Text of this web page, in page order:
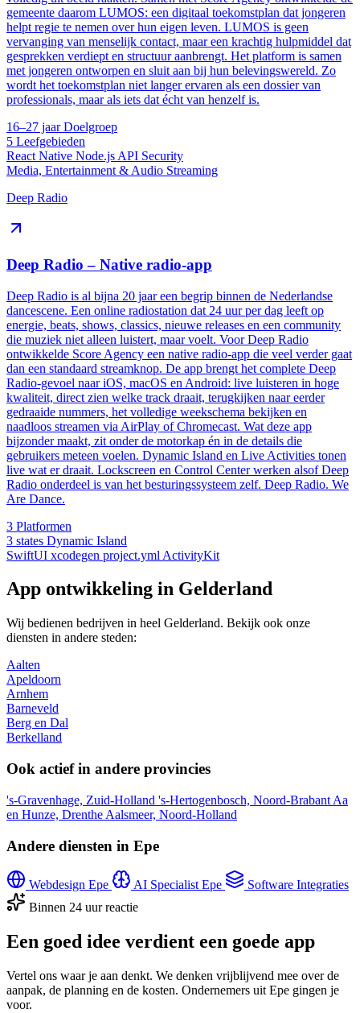
gemeente daarom LUMOS: een digitaal toekomstplan dat jongeren
helpt regie te nemen over hun eigen leven. LUMOS is geen
vervanging van menselijk contact, maar een krachtig hulpmiddel dat
gesprekken verdiept en structuur aanbrengt. Het platform is samen
met jongeren ontworpen en sluit aan bij hun belevingswereld. Zo
wordt het toekomstplan niet langer ervaren als een dossier van
professionals, maar als iets dat écht van henzelf is.
16–27 jaarDoelgroep
5 Leefgebieden
React Native Node.js API Security
Media, Entertainment & Audio Streaming
Deep Radio
Deep Radio – Native radio-app
Deep Radio is al bijna 20 jaar een begrip binnen de Nederlandse
dancescene. Een online radiostation dat 24 uur per dag leeft op
energie, beats, shows, classics, nieuwe releases en een community
die muziek niet alleen luistert, maar voelt. Voor Deep Radio
ontwikkelde Score Agency een native radio-app die veel verder gaat
dan een standaard streamknop. De app brengt het complete Deep
Radio-gevoel naar iOS, macOS en Android: live luisteren in hoge
kwaliteit, direct zien welke track draait, terugkijken naar eerder
gedraaide nummers, het volledige weekschema bekijken en
naadloos streamen via AirPlay of Chromecast. Wat deze app
bijzonder maakt, zit onder de motorkap én in de details die
gebruikers meteen voelen. Dynamic Island en Live Activities tonen
live wat er draait. Lockscreen en Control Center werken alsof Deep
Radio onderdeel is van het besturingssysteem zelf. Deep Radio. We
Are Dance.
3 Platformen
3 states Dynamic Island
SwiftUI xcodegen project.yml ActivityKit
App ontwikkeling in Gelderland
Wij bedienen bedrijven in heel Gelderland. Bekijk ook onze
diensten in andere steden:
Aalten
Apeldoorn
Arnhem
Barneveld
Berg en Dal
Berkelland
Ook actief in andere provincies
's-Gravenhage, Zuid-Holland 's-Hertogenbosch, Noord-Brabant Aa
en Hunze, Drenthe Aalsmeer, Noord-Holland
Andere diensten in Epe
Webdesign Epe AI Specialist Epe
Software Integraties
Binnen 24 uur reactie
Een goed idee verdient een goede app
Vertel ons waar je aan denkt. We denken vrijblijvend mee over de
aanpak, de planning en de kosten. Ondernemers uit Epe gingen je
voor.